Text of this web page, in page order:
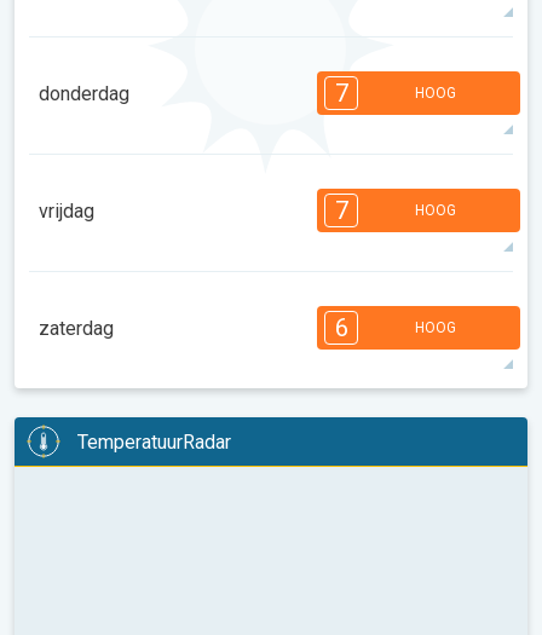
10:00 14:00
4 3
14 u 06:24 20:55 34°max
donderdag 7 HOOG
08:00 14:00
4 3
14 u 06:25 20:54 36°max
vrijdag 7 HOOG
1
14:00
4 3
14 u 06:26 20:52 37°max
zaterdag 6 HOOG
1
08:00
4 4 4
TemperatuurRadar